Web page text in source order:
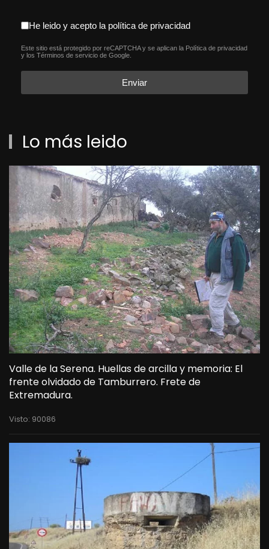
aceptacion política de
He leido y acepto la política de privacidad
reCAPTCHA*
Este sitio está protegido por reCAPTCHA y se aplican la Política de privacidad
y los Términos de servicio de Google.
Enviar
Lo más leido
Valle de la Serena. Huellas de arcilla y memoria: El
frente olvidado de Tamburrero. Frete de
Extremadura.
Visto: 90086